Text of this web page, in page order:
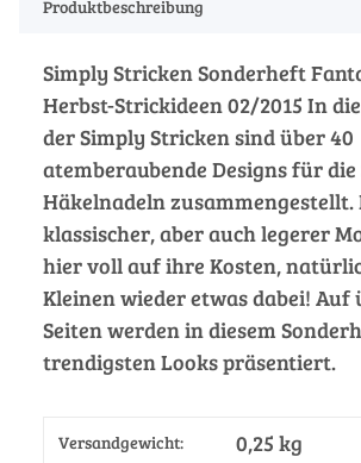
Produktbeschreibung
Simply Stricken Sonderheft
Herbst-Strickideen 02/2015 In
der Simply Stricken sind über 40
atemberaubende Designs für
Häkelnadeln zusammengestellt.
klassischer, aber auch legerer
hier voll auf ihre Kosten,
Kleinen wieder etwas dabei! Auf
Seiten werden in diesem
trendigsten Looks präsentiert.
Versandgewicht: 0,25 kg